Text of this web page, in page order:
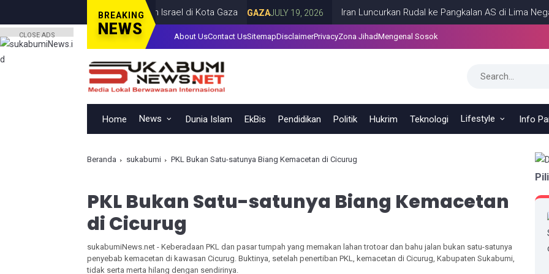
BREAKING
NEWS
Anak, Tewas dalam Serangan Israel di Kota Gaza GAZA JULY 19, 2026 Iran Luncurkan Rudal ke Pangkalan AS di Lima Negara
About UsContact UsSitemapDisclaimerPrivacyZona JihadMengenal Sosok
Home News Dunia Islam EkBis Pendidikan Politik Hukrim Teknologi Lifestyle Info
Beranda sukabumi PKL Bukan Satu-satunya Biang Kemacetan di Cicurug
PKL Bukan Satu-satunya Biang Kemacetan
di Cicurug
sukabumiNews.net - Keberadaan PKL dan pasar tumpah yang memakan lahan trotoar dan bahu jalan bukan satu-satunya
penyebab kemacetan di kawasan Cicurug. Buktinya, setelah penertiban PKL, kemacetan di Cicurug, Kabupaten Sukabumi,
tidak serta merta hilang dengan sendirinya.
CLOSE ADS